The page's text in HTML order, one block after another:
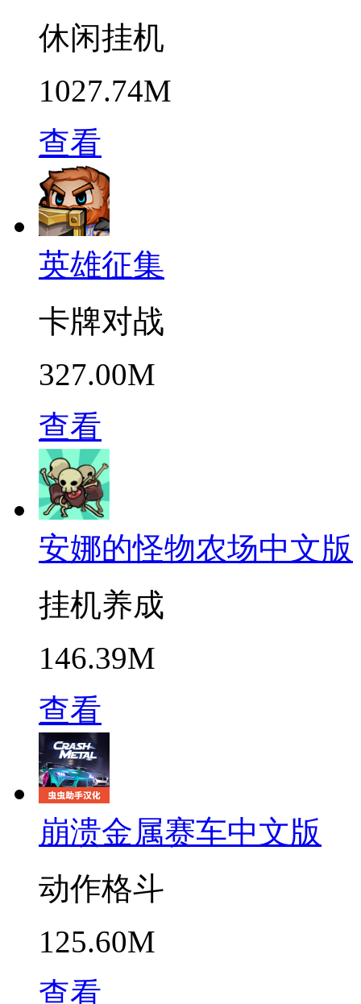
休闲挂机
1027.74M
查看
英雄征集
卡牌对战
327.00M
查看
安娜的怪物农场中文版
挂机养成
146.39M
查看
崩溃金属赛车中文版
动作格斗
125.60M
查看